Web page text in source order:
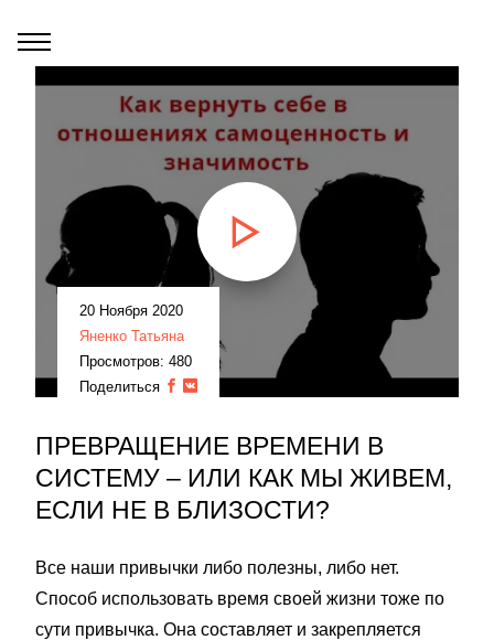
ПРЕВРАЩЕНИЕ ВРЕМЕНИ В
СИСТЕМУ – ИЛИ КАК МЫ ЖИВЕМ,
ЕСЛИ НЕ В БЛИЗОСТИ?
20 Ноября 2020
Яненко Татьяна
Просмотров: 480
Поделиться
Все наши привычки либо полезны, либо нет.
Способ использовать время своей жизни тоже по
сути привычка. Она составляет и закрепляется